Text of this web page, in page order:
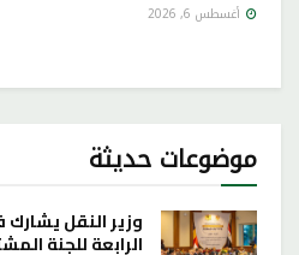
أغسطس 6, 2026
موضوعات حديثة
وزير النقل يشارك
الرابعة للجنة